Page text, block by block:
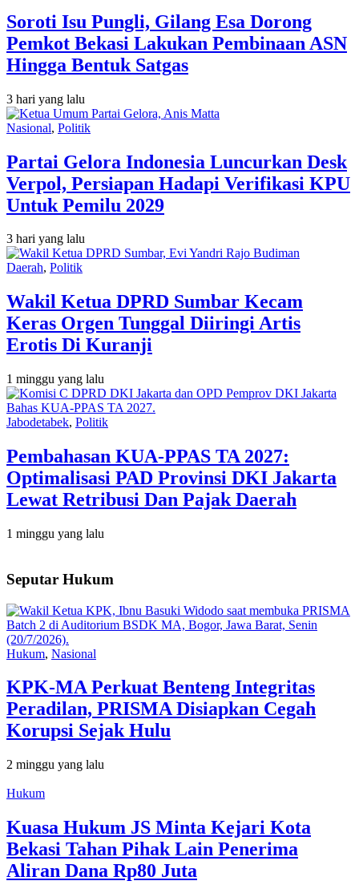
Soroti Isu Pungli, Gilang Esa Dorong
Pemkot Bekasi Lakukan Pembinaan ASN
Hingga Bentuk Satgas
3 hari yang lalu
Nasional, Politik
Partai Gelora Indonesia Luncurkan Desk
Verpol, Persiapan Hadapi Verifikasi KPU
Untuk Pemilu 2029
3 hari yang lalu
Daerah, Politik
Wakil Ketua DPRD Sumbar Kecam
Keras Orgen Tunggal Diiringi Artis
Erotis Di Kuranji
1 minggu yang lalu
Jabodetabek, Politik
Pembahasan KUA-PPAS TA 2027:
Optimalisasi PAD Provinsi DKI Jakarta
Lewat Retribusi Dan Pajak Daerah
1 minggu yang lalu
Seputar Hukum
Hukum, Nasional
KPK-MA Perkuat Benteng Integritas
Peradilan, PRISMA Disiapkan Cegah
Korupsi Sejak Hulu
2 minggu yang lalu
Hukum
Kuasa Hukum JS Minta Kejari Kota
Bekasi Tahan Pihak Lain Penerima
Aliran Dana Rp80 Juta